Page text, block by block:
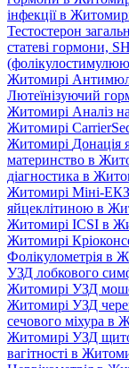
інфекції в
Тестостерон
статеві гормони,
Житомирі
Лютеїнізуючий
Житомирі Аналіз
Житомирі
Житомирі Донація
материнство в
діагностика в
Житомирі Міні-
яйцеклітиною в
Житомирі ICSI в
Житомирі
Фолікулометрія в
УЗД лобкового
Житомирі УЗД
Житомирі УЗД
сечового міхура в
Житомирі УЗД
вагітності в